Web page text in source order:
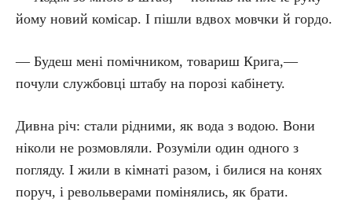
йому новий комісар. І пішли вдвох мовчки й гордо.
— Будеш мені помічником, товариш Крига,—
почули службовці штабу на порозі кабінету.
Дивна річ: стали рідними, як вода з водою. Вони
ніколи не розмовляли. Розуміли один одного з
погляду. І жили в кімнаті разом, і билися на конях
поруч, і револьверами помінялись, як брати.